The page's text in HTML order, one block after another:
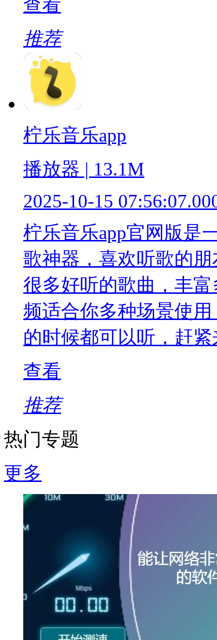
查看
推荐
柠乐音乐app
播放器 | 13.1M
2025-10-15
柠乐音乐app官网版是
歌神器，喜欢听歌的
很多好听的歌曲，丰
频适合你多种场景使
的时候都可以听，赶
查看
推荐
热门专题
更多